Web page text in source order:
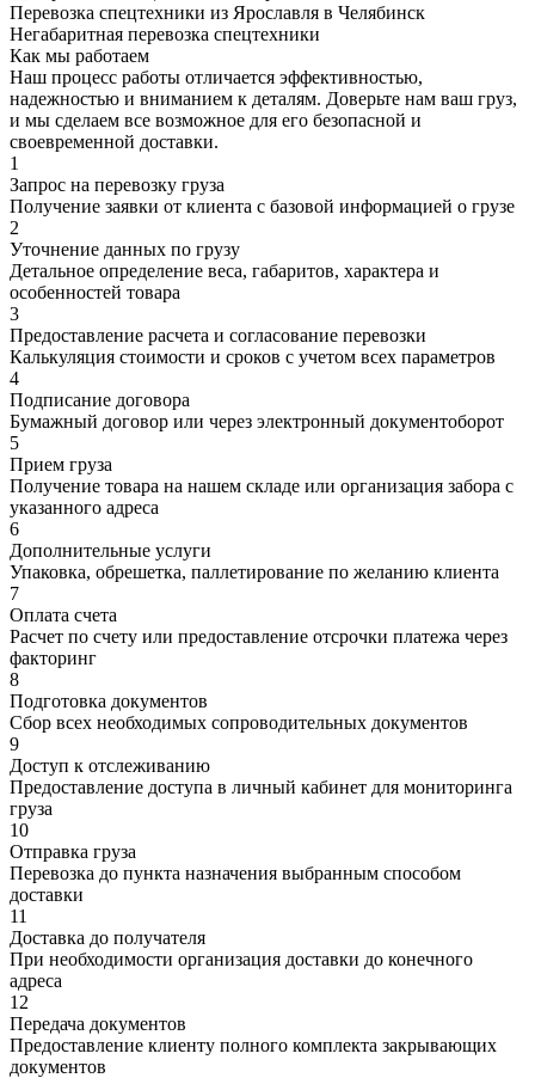
Перевозка спецтехники из Ярославля в Челябинск
Негабаритная перевозка спецтехники
Как мы работаем
Наш процесс работы отличается эффективностью,
надежностью и вниманием к деталям. Доверьте нам ваш груз,
и мы сделаем все возможное для его безопасной и
своевременной доставки.
1
Запрос на перевозку груза
Получение заявки от клиента с базовой информацией о грузе
2
Уточнение данных по грузу
Детальное определение веса, габаритов, характера и
особенностей товара
3
Предоставление расчета и согласование перевозки
Калькуляция стоимости и сроков с учетом всех параметров
4
Подписание договора
Бумажный договор или через электронный документоборот
5
Прием груза
Получение товара на нашем складе или организация забора с
указанного адреса
6
Дополнительные услуги
Упаковка, обрешетка, паллетирование по желанию клиента
7
Оплата счета
Расчет по счету или предоставление отсрочки платежа через
факторинг
8
Подготовка документов
Сбор всех необходимых сопроводительных документов
9
Доступ к отслеживанию
Предоставление доступа в личный кабинет для мониторинга
груза
10
Отправка груза
Перевозка до пункта назначения выбранным способом
доставки
11
Доставка до получателя
При необходимости организация доставки до конечного
адреса
12
Передача документов
Предоставление клиенту полного комплекта закрывающих
документов